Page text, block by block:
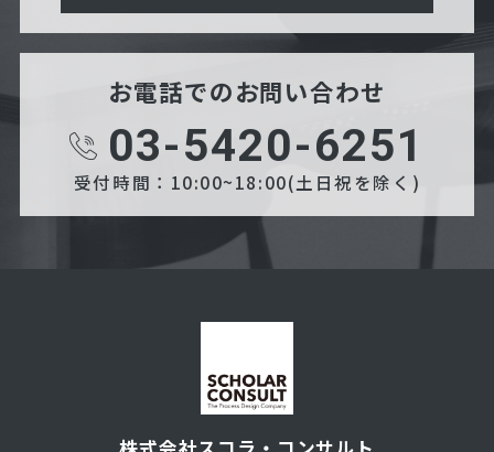
お電話でのお問い合わせ
03-5420-6251
受付時間：10:00~18:00(土日祝を除く)